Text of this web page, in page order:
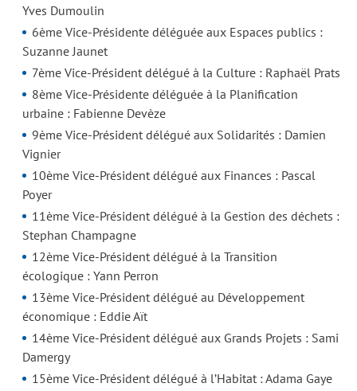
Yves Dumoulin
6ème Vice-Présidente déléguée aux Espaces publics :
Suzanne Jaunet
7ème Vice-Président délégué à la Culture : Raphaël Prats
8ème Vice-Présidente déléguée à la Planification
urbaine : Fabienne Devèze
9ème Vice-Président délégué aux Solidarités : Damien
Vignier
10ème Vice-Président délégué aux Finances : Pascal
Poyer
11ème Vice-Président délégué à la Gestion des déchets :
Stephan Champagne
12ème Vice-Président délégué à la Transition
écologique : Yann Perron
13ème Vice-Président délégué au Développement
économique : Eddie Aït
14ème Vice-Président délégué aux Grands Projets : Sami
Damergy
15ème Vice-Président délégué à l’Habitat : Adama Gaye